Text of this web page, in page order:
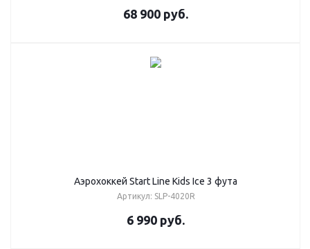
68 900 руб.
Аэрохоккей Start Line Kids Ice 3 фута
Артикул: SLP-4020R
6 990 руб.